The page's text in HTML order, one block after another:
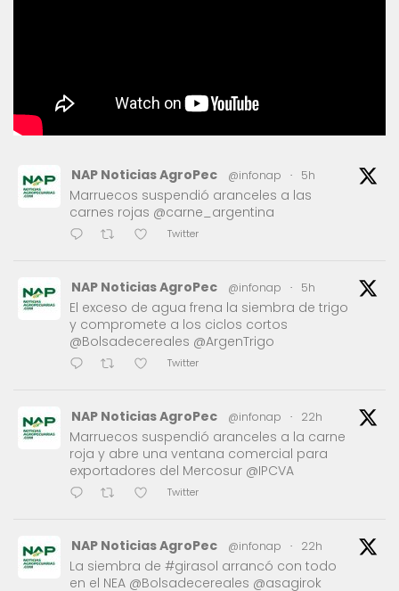
NAP Noticias AgroPec @infonap · 5h
Marruecos suspendió aranceles a las
carnes rojas @carne_argentina
Twitter
NAP Noticias AgroPec @infonap · 5h
El exceso de agua frena la siembra de trigo
y compromete a los ciclos cortos
@Bolsadecereales @ArgenTrigo
Twitter
NAP Noticias AgroPec @infonap · 22h
Marruecos suspendió aranceles a la carne
roja y abre una ventana comercial para
exportadores del Mercosur @IPCVA
Twitter
NAP Noticias AgroPec @infonap · 22h
La siembra de #girasol arrancó con todo
en el NEA @Bolsadecereales @asagirok